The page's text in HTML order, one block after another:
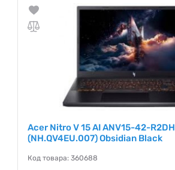
Acer Nitro V 15 AI ANV15-42-R2DH
(NH.QV4EU.007) Obsidian Black
Код товара: 360688